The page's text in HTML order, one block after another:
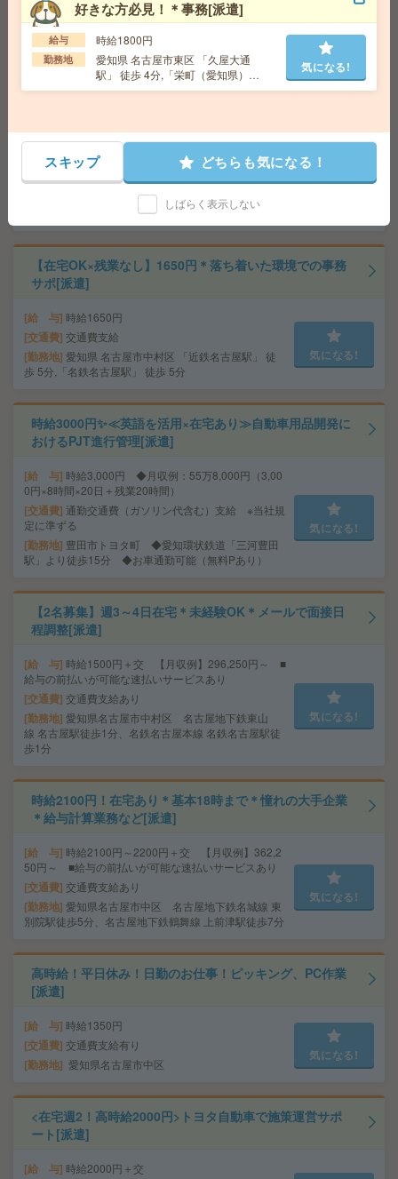
交通費 交通費全額支給
勤務地 【名古屋市昭和区】八事・御器所・桜山・い
りなか・川名など勤務地多数！
週4日＊10-15時の時短勤務！時給1500円以上！非営利団
給 与 時給1500円～1600円＋交 【月収例】120,0
00円～ ■給与の前払いが可能な速払いサービスあり
交通費 交通費支給あり
愛知県名古屋市中区 中央本線（東海） 金山
気になる!
【在宅OK×残業なし】1650円＊落ち着いた環境での事務
サポ[派遣]
給 与 時給1650円
交通費 交通費支給
勤務地 愛知県 名古屋市中村区 「近鉄名古屋駅」 徒
歩 5分,「名鉄名古屋駅」 徒歩 5分
気になる!
時給3000円✨≪英語を活用×在宅あり≫自動車用品開発に
おけるPJT進行管理[派遣]
給 与 時給3,000円 ◆月収例：55万8,000円（3,00
0円×8時間×20日＋残業20時間）
交通費 通勤交通費（ガソリン代含む）支給 ※当社規
定に準ずる
勤務地 豊田市トヨタ町 ◆愛知環状鉄道「三河豊田
駅」より徒歩15分 ◆お車通勤可能（無料Pあり）
気になる!
【2名募集】週3～4日在宅＊未経験OK＊メールで面接日
程調整[派遣]
給 与 時給1500円＋交 【月収例】296,250円～ ■
給与の前払いが可能な速払いサービスあり
交通費 交通費支給あり
勤務地 愛知県名古屋市中村区 名古屋地下鉄東山
線 名古屋駅徒歩1分、名鉄名古屋本線 名鉄名古屋駅徒
歩1分
気になる!
時給2100円！在宅あり＊基本18時まで＊憧れの大手企業
＊給与計算業務など[派遣]
給 与 時給2100円～2200円＋交 【月収例】362,2
50円～ ■給与の前払いが可能な速払いサービスあり
交通費 交通費支給あり
勤務地 愛知県名古屋市中区 名古屋地下鉄名城線 東
別院駅徒歩5分、名古屋地下鉄鶴舞線 上前津駅徒歩7分
気になる!
高時給！平日休み！日勤のお仕事！ピッキング、PC作業
[派遣]
給 与 時給1350円
交通費 交通費支給有り
勤務地 愛知県名古屋市中区
気になる!
<在宅週2！高時給2000円>トヨタ自動車で施策運営サポ
ート[派遣]
給 与 時給2000円＋交
好きな方必見！＊事務[派遣]
給与 時給1800円
勤務地
愛知県 名古屋市東区 「久屋大通
駅」 徒歩 4分,「栄町（愛知県）
駅」 徒歩 5分
気になる!
スキップ どちらも気になる！
しばらく表示しない